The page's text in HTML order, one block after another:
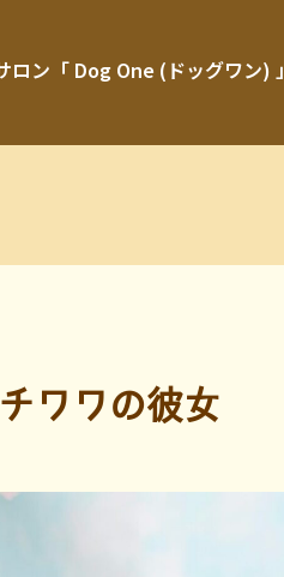
ン「 Dog One (ドッグワン) 」
ワワの彼女